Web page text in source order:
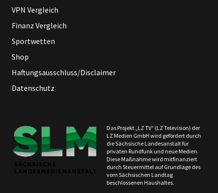
VPN Vergleich
Finanz Vergleich
Sportwetten
Shop
Haftungsausschluss/Disclaimer
Datenschutz
Das Projekt „LZ TV“ (LZ Television) der
LZ Medien GmbH wird gefördert durch
die Sächsische Landesanstalt für
privaten Rundfunk und neue Medien.
Diese Maßnahme wird mitfinanziert
durch Steuermittel auf Grundlage des
vom Sächsischen Landtag
beschlossenen Haushaltes.